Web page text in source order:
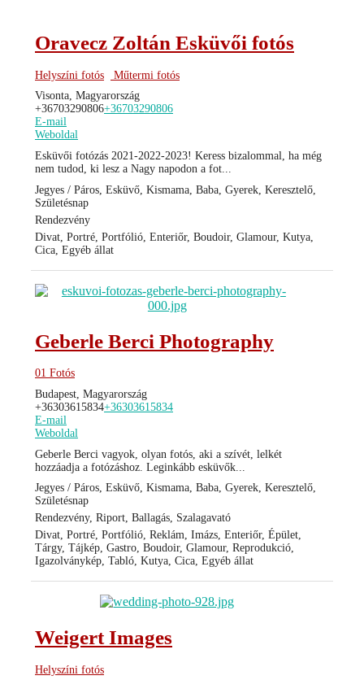
Oravecz Zoltán Esküvői fotós
Helyszíni fotós
Műtermi fotós
Visonta, Magyarország
+36703290806+36703290806
E-mail
Weboldal
Esküvői fotózás 2021-2022-2023! Keress bizalommal, ha még
nem tudod, ki lesz a Nagy napodon a fot...
Jegyes / Páros, Esküvő, Kismama, Baba, Gyerek, Keresztelő,
Születésnap
Rendezvény
Divat, Portré, Portfólió, Enteriőr, Boudoir, Glamour, Kutya,
Cica, Egyéb állat
Geberle Berci Photography
01 Fotós
Budapest, Magyarország
+36303615834+36303615834
E-mail
Weboldal
Geberle Berci vagyok, olyan fotós, aki a szívét, lelkét
hozzáadja a fotózáshoz. Leginkább esküvők...
Jegyes / Páros, Esküvő, Kismama, Baba, Gyerek, Keresztelő,
Születésnap
Rendezvény, Riport, Ballagás, Szalagavató
Divat, Portré, Portfólió, Reklám, Imázs, Enteriőr, Épület,
Tárgy, Tájkép, Gastro, Boudoir, Glamour, Reprodukció,
Igazolványkép, Tabló, Kutya, Cica, Egyéb állat
Weigert Images
Helyszíni fotós